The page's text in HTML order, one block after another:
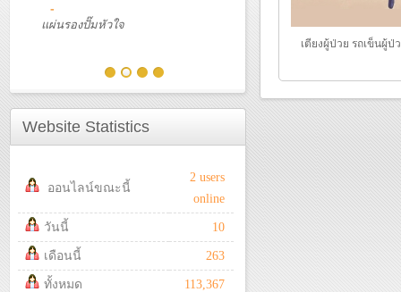
แผ่นรองปั๊มหัวใจ
Website Statistics
ออนไลน์ขณะนี้
2 users
online
วันนี้ 10
เดือนนี้ 263
ทั้งหมด 113,367
เตียงผู้ป่วย รถเข็นผู้ป่